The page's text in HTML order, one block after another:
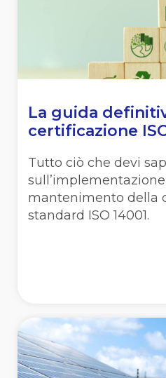
La guida
certificazione
Tutto ciò che devi
sull’implementazione
mantenimento della
standard ISO 14001.